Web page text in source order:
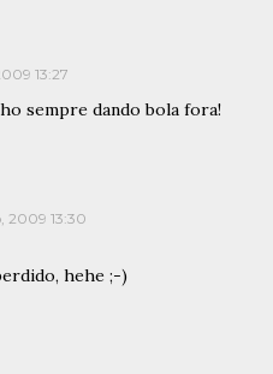
13:27
sempre dando bola fora!
2009 13:30
hehe ;-)